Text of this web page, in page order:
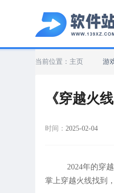
当前位置： 主页 游
《穿越火
时间： 2025-02-04
2024年的穿
掌上穿越火线找到